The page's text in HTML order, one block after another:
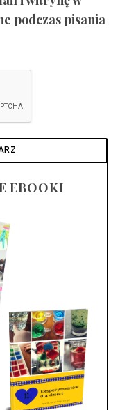
podczas pisania
EBOOKI